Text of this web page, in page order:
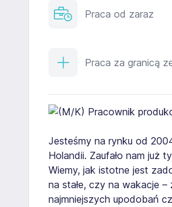
Praca od zaraz
Praca za granicą
Jesteśmy na rynku od
Holandii. Zaufało nam już
Wiemy, jak istotne jest
na stałe, czy na wakacje
najmniejszych upodobań